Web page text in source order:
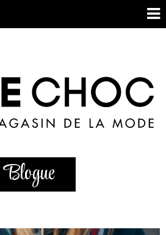
Blogue